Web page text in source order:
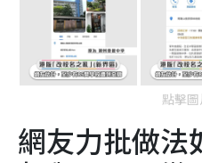
點擊
網友力批做法